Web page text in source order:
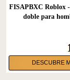
FISAPBXC Roblox
doble para
DESCUBRE